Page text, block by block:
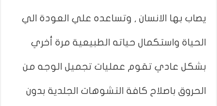
يصاب بها الانسان , وتساعده علي العودة الي
الحياة واستكمال حياته الطبيعية مرة أخري
بشكل عادي تقوم عمليات تجميل الوجه من
الحروق باصلاح كافة التشوهات الجلدية بدون